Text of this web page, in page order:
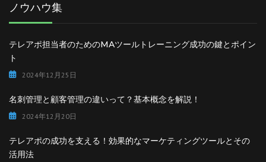
ノウハウ集
テレアポ担当者のためのMAツールトレーニング成功の鍵とポイン
ト
2024年12月25日
名刺管理と顧客管理の違いって？基本概念を解説！
2024年12月20日
テレアポの成功を支える！効果的なマーケティングツールとその
活用法